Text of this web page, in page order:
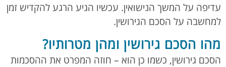
עדיפה על המשך הנישואין. עכשיו הגיע הרגע להקדיש זמן
למחשבה על הסכם הגירושין.
מהו הסכם גירושין ומהן מטרותיו?
הסכם גירושין, כשמו כן הוא – חוזה המפרט את ההסכמות